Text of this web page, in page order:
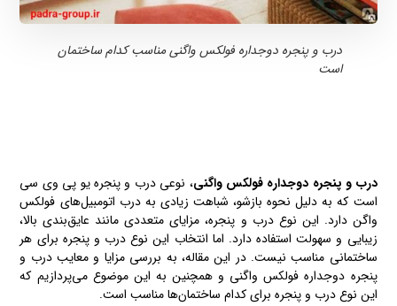
درب و پنجره دوجداره فولکس واگنی مناسب کدام ساختمان
است
درب و پنجره دوجداره فولکس واگنی، نوعی درب و پنجره یو پی وی سی
است که به دلیل نحوه بازشو، شباهت زیادی به درب اتومبیل‌های فولکس
واگن دارد. این نوع درب و پنجره، مزایای متعددی مانند عایق‌بندی بالا،
زیبایی و سهولت استفاده دارد. اما انتخاب این نوع درب و پنجره برای هر
ساختمانی مناسب نیست. در این مقاله، به بررسی مزایا و معایب درب و
پنجره دوجداره فولکس واگنی و همچنین به این موضوع می‌پردازیم که
این نوع درب و پنجره برای کدام ساختمان‌ها مناسب است.